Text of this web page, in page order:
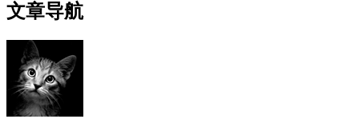
文章导航